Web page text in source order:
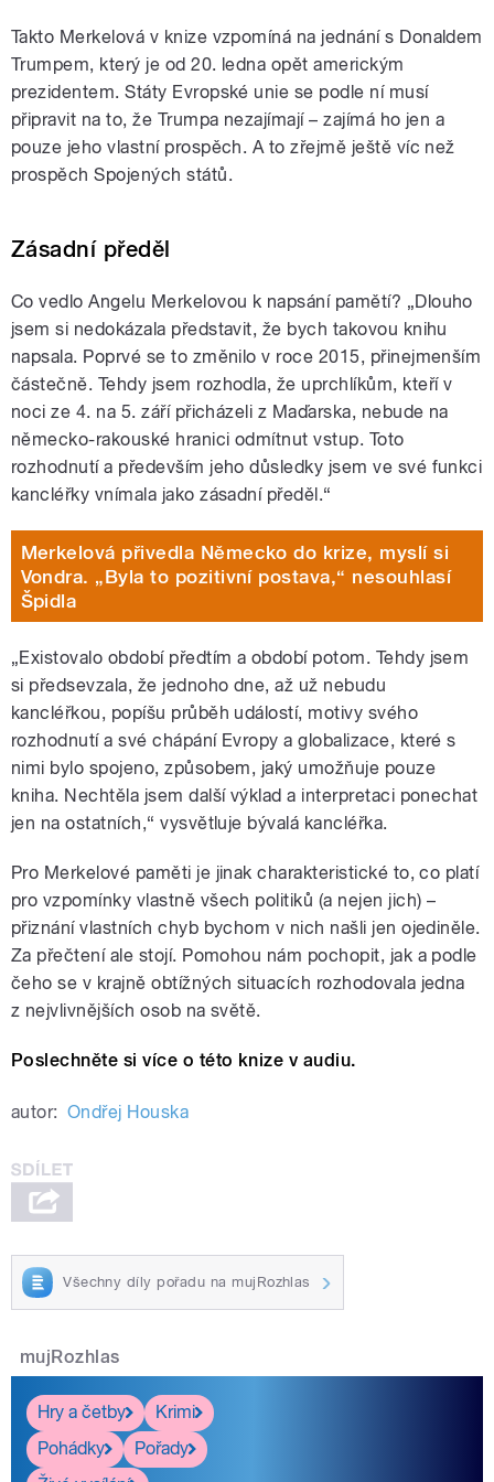
Takto Merkelová v knize vzpomíná na jednání s Donaldem
Trumpem, který je od 20. ledna opět americkým
prezidentem. Státy Evropské unie se podle ní musí
připravit na to, že Trumpa nezajímají – zajímá ho jen a
pouze jeho vlastní prospěch. A to zřejmě ještě víc než
prospěch Spojených států.
Zásadní předěl
Co vedlo Angelu Merkelovou k napsání pamětí? „Dlouho
jsem si nedokázala představit, že bych takovou knihu
napsala. Poprvé se to změnilo v roce 2015, přinejmenším
částečně. Tehdy jsem rozhodla, že uprchlíkům, kteří v
noci ze 4. na 5. září přicházeli z Maďarska, nebude na
německo-rakouské hranici odmítnut vstup. Toto
rozhodnutí a především jeho důsledky jsem ve své funkci
kancléřky vnímala jako zásadní předěl.“
Merkelová přivedla Německo do krize, myslí si
Vondra. „Byla to pozitivní postava,“ nesouhlasí
Špidla
„Existovalo období předtím a období potom. Tehdy jsem
si předsevzala, že jednoho dne, až už nebudu
kancléřkou, popíšu průběh událostí, motivy svého
rozhodnutí a své chápání Evropy a globalizace, které s
nimi bylo spojeno, způsobem, jaký umožňuje pouze
kniha. Nechtěla jsem další výklad a interpretaci ponechat
jen na ostatních,“ vysvětluje bývalá kancléřka.
Pro Merkelové paměti je jinak charakteristické to, co platí
pro vzpomínky vlastně všech politiků (a nejen jich) –
přiznání vlastních chyb bychom v nich našli jen ojediněle.
Za přečtení ale stojí. Pomohou nám pochopit, jak a podle
čeho se v krajně obtížných situacích rozhodovala jedna
z nejvlivnějších osob na světě.
Poslechněte si více o této knize v audiu.
autor: Ondřej Houska
Všechny díly pořadu na mujRozhlas
mujRozhlas
Hry a četby
Krimi
Pohádky
Pořady